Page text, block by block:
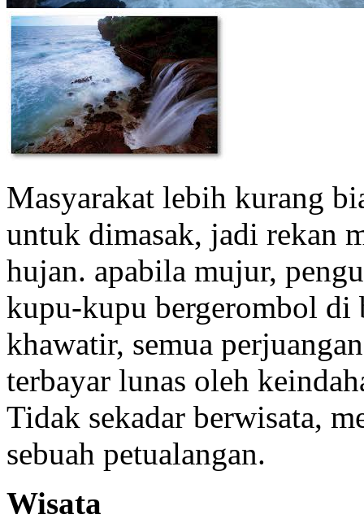
Masyarakat lebih kurang
untuk dimasak, jadi rekan
hujan. apabila mujur,
kupu-kupu bergerombol di
khawatir, semua
terbayar lunas oleh
Tidak sekadar berwisata,
sebuah petualangan.
Wisata